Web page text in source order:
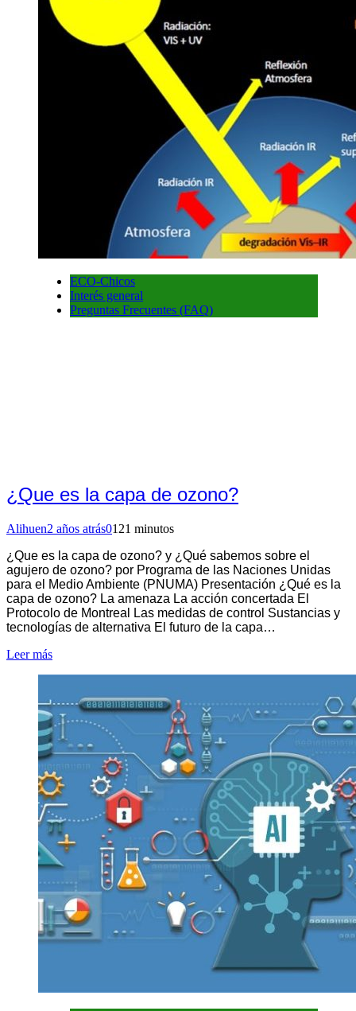
ECO-Chicos
Interés general
Preguntas Frecuentes (FAQ)
¿Que es la capa de ozono?
Alihuen2 años atrás0121 minutos
¿Que es la capa de ozono? y ¿Qué sabemos sobre el
agujero de ozono? por Programa de las Naciones Unidas
para el Medio Ambiente (PNUMA) Presentación ¿Qué es la
capa de ozono? La amenaza La acción concertada El
Protocolo de Montreal Las medidas de control Sustancias y
tecnologías de alternativa El futuro de la capa…
Leer más